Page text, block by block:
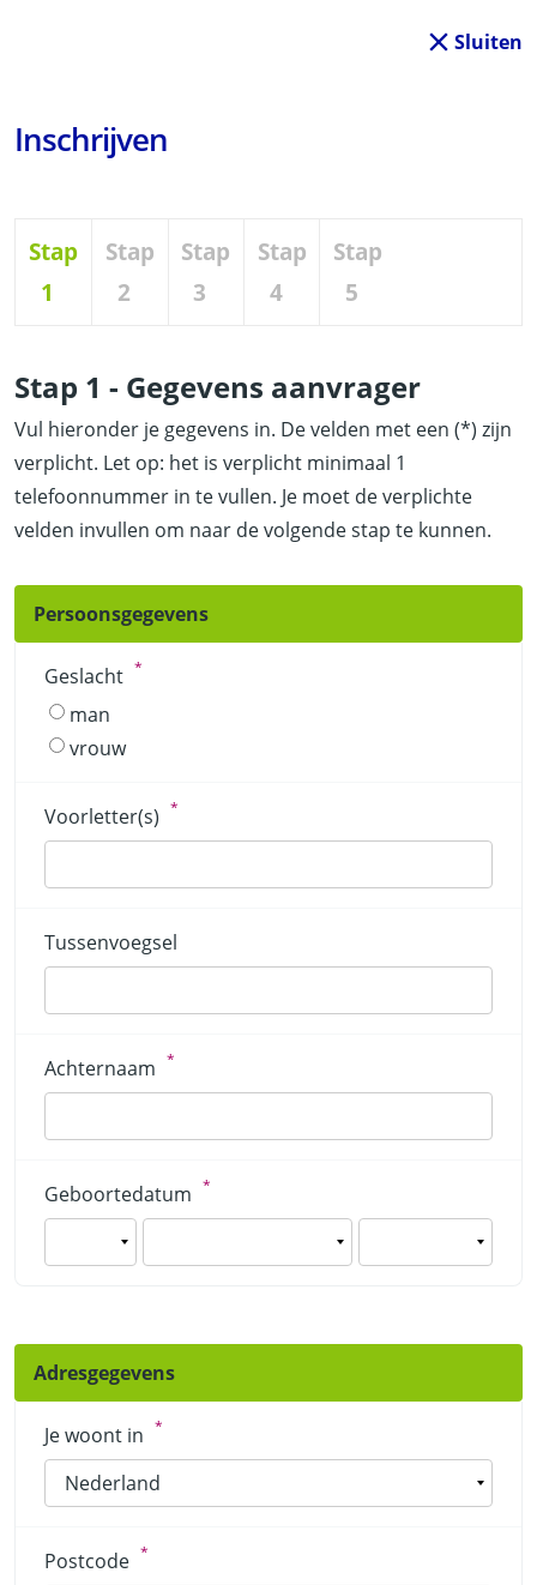
Sluiten
Inschrijven
Stap 1 - Gegevens aanvrager
Vul hieronder je gegevens in. De velden met een (*) zijn
verplicht. Let op: het is verplicht minimaal 1
telefoonnummer in te vullen. Je moet de verplichte
velden invullen om naar de volgende stap te kunnen.
Persoonsgegevens
Geslacht *
man
vrouw
Voorletter(s) *
Tussenvoegsel
Achternaam *
Geboortedatum *
Adresgegevens
Je woont in *
Postcode *
Stap
1
Stap
2
Stap
3
Stap
4
Stap
5